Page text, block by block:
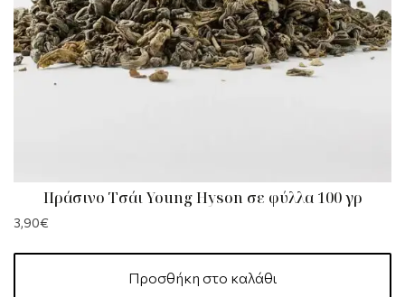
Πράσινο Τσάι Young Hyson σε φύλλα 100 γρ
3,90€
Προσθήκη στο καλάθι